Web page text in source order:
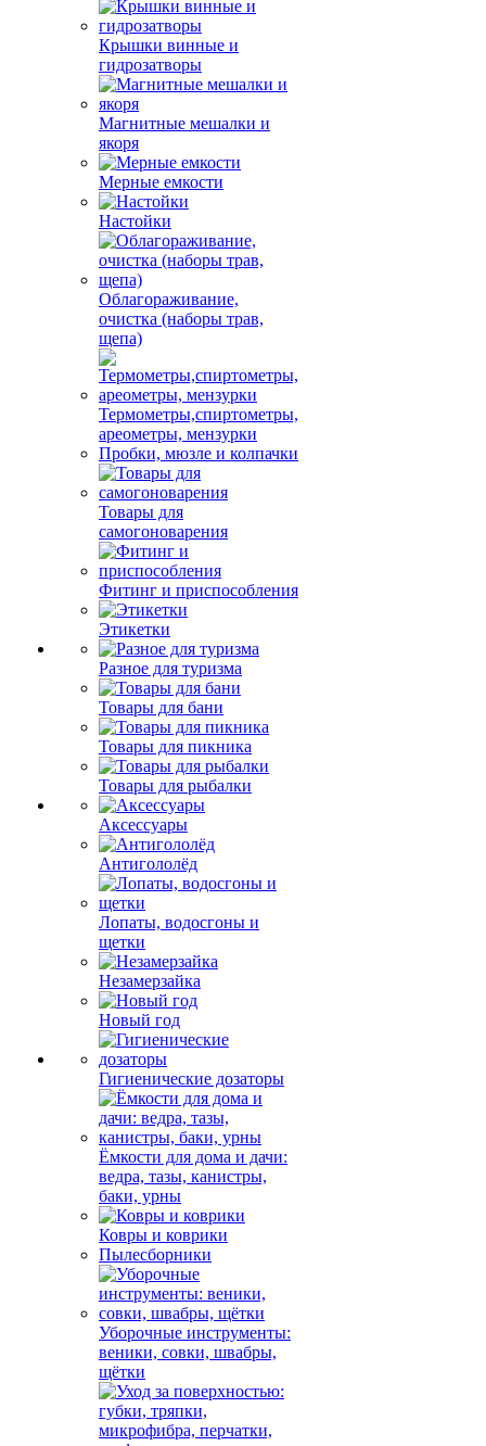
Крышки винные и
гидрозатворы
Магнитные мешалки и
якоря
Мерные емкости
Настойки
Облагораживание,
очистка (наборы трав,
щепа)
Термометры,спиртометры,
ареометры, мензурки
Пробки, мюзле и колпачки
Товары для
самогоноварения
Фитинг и приспособления
Этикетки
Разное для туризма
Товары для бани
Товары для пикника
Товары для рыбалки
Аксессуары
Антигололёд
Лопаты, водосгоны и
щетки
Незамерзайка
Новый год
Гигиенические дозаторы
Ёмкости для дома и дачи:
ведра, тазы, канистры,
баки, урны
Ковры и коврики
Пылесборники
Уборочные инструменты:
веники, совки, швабры,
щётки